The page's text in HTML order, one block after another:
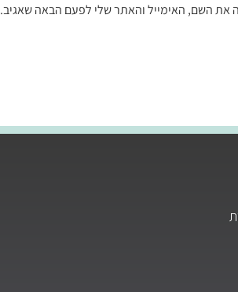
את השם, האימייל והאתר שלי לפעם הבאה שאגיב.